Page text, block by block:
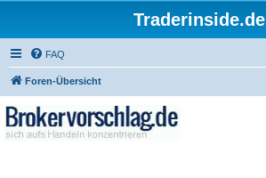
Traderinside.de
FAQ
Foren-Übersicht